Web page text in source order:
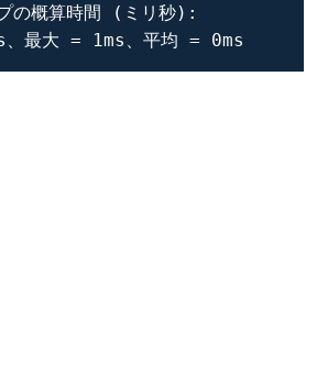
の概算時間 (ミリ秒):
最大 = 1ms、平均 = 0ms